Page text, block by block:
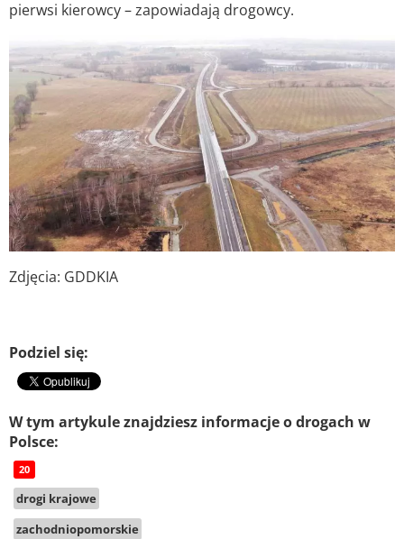
pierwsi kierowcy – zapowiadają drogowcy.
Zdjęcia: GDDKIA
Podziel się:
W tym artykule znajdziesz informacje o drogach w
Polsce:
20
drogi krajowe
zachodniopomorskie